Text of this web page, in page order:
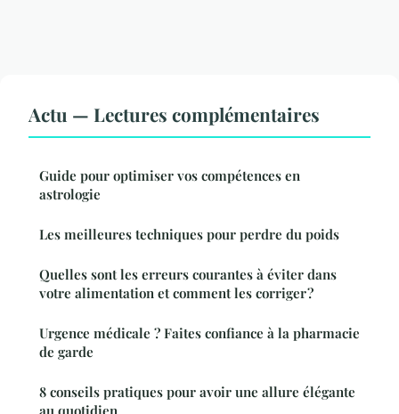
Actu — Lectures complémentaires
Guide pour optimiser vos compétences en
astrologie
Les meilleures techniques pour perdre du poids
Quelles sont les erreurs courantes à éviter dans
votre alimentation et comment les corriger ?
Urgence médicale ? Faites confiance à la pharmacie
de garde
8 conseils pratiques pour avoir une allure élégante